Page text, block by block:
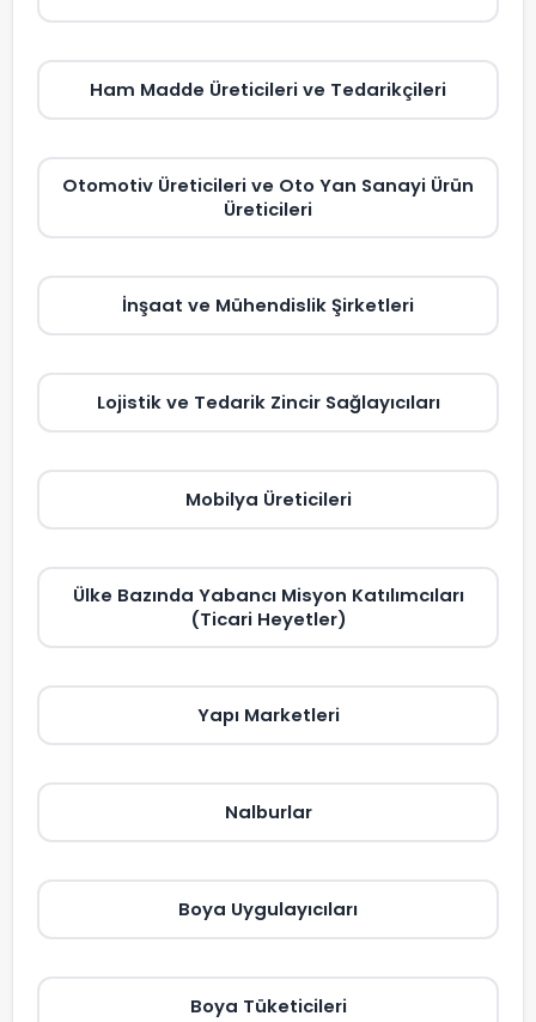
Ham Madde Üreticileri ve Tedarikçileri
Otomotiv Üreticileri ve Oto Yan Sanayi Ürün
Üreticileri
İnşaat ve Mühendislik Şirketleri
Lojistik ve Tedarik Zincir Sağlayıcıları
Mobilya Üreticileri
Ülke Bazında Yabancı Misyon Katılımcıları
(Ticari Heyetler)
Yapı Marketleri
Nalburlar
Boya Uygulayıcıları
Boya Tüketicileri